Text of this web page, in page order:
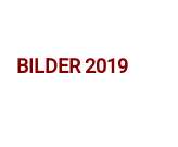
BILDER 2019